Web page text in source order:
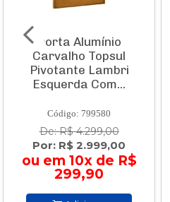
Porta Alumínio
Carvalho Topsul
Pivotante Lambri
Esquerda Com...
Código: 799580
De: R$ 4.299,00
Por: R$ 2.999,00
ou em 10x de R$
299,90